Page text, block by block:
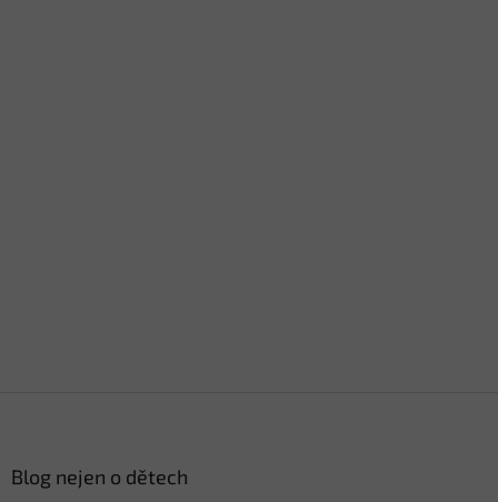
Blog nejen o dětech